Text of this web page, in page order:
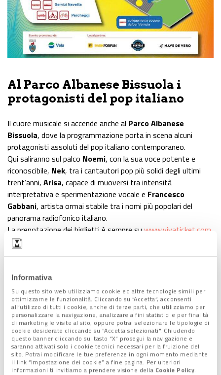
Informativa
Su questo sito web utilizziamo cookie ed altre tecnologie simili per
ottimizzarne le funzionalità. Cliccando su “Accetta”, acconsenti
all’utilizzo di tutti i cookie, anche di terze parti, che utilizziamo per
personalizzare la navigazione, analizzare a fini statistici e per finalità
di marketing le visite al sito; oppure potrai selezionare le tipologie di
cookie desiderate cliccando su "Accetta selezionati". Chiudendo
questo banner cliccando sul tasto “X” prosegui la navigazione e
saranno attivati solo i cookie tecnici necessari per la fruizione del
sito. Potrai modificare le tue preferenze in ogni momento mediante
il link “Impostazione dei cookie” a fine pagina. Per ulteriori
informazioni ti invitiamo a prendere visione della Cookie Policy.
Al Parco Albanese Bissuola i
protagonisti del pop italiano
Il cuore musicale si accende anche al Parco Albanese
Bissuola, dove la programmazione porta in scena alcuni
protagonisti assoluti del pop italiano contemporaneo.
Qui saliranno sul palco Noemi, con la sua voce potente e
riconoscibile, Nek, tra i cantautori pop più solidi degli ultimi
trent’anni, Arisa, capace di muoversi tra intensità
interpretativa e sperimentazione vocale e Francesco
Gabbani, artista ormai stabile tra i nomi più popolari del
panorama radiofonico italiano.
La prenotazione dei biglietti è sempre su www.vivaticket.com